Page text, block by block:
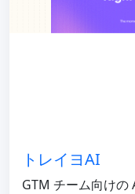
トレイヨAI
GTM チーム向けの